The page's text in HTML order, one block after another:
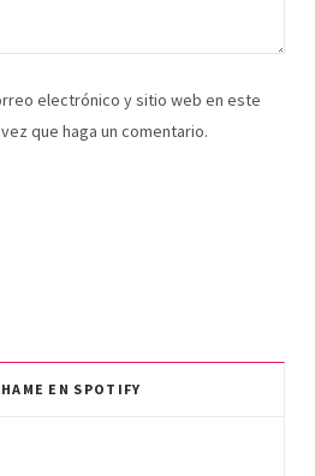
electrónico y sitio web en este
que haga un comentario.
EN SPOTIFY